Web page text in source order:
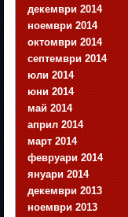
декември 2014
ноември 2014
октомври 2014
септември 2014
юли 2014
юни 2014
май 2014
април 2014
март 2014
февруари 2014
януари 2014
декември 2013
ноември 2013